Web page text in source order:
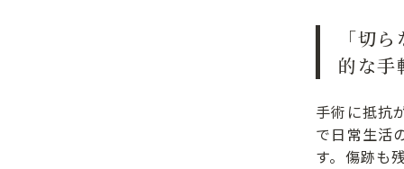
「切
的な手
手術に抵抗
で日常生活
す。傷跡も